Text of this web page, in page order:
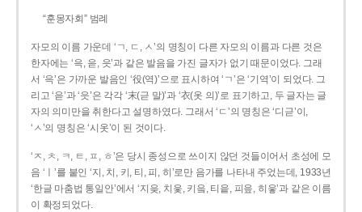
“훈몽자회” 범례
자모의 이름 가운데 ‘ㄱ, ㄷ, ㅅ’의 명칭이 다른 자모의 이름과 다른 것은
한자에는 ‘윽, 읃, 읏’과 같은 발음을 가진 글자가 없기 때문이었다. 그래
서 ‘윽’은 가까운 발음인 ‘役(역)’으로 표시하여 ‘ㄱ’은 ‘기역’이 되었다. 그
리고 ‘읃’과 ‘읏’은 각각 ‘末(귿 말)’과 ‘衣(옷 의)’로 표기하고, 두 글자는 글
자의 의미만을 취한다고 설명하였다. 그래서 ‘ㄷ’의 명칭은 ‘디귿’이,
‘ㅅ’의 명칭은 ‘시옷’이 된 것이다.
‘ㅈ, ㅊ, ㅋ, ㅌ, ㅍ, ㅎ’은 당시 종성으로 쓰이지 않던 것들이어서 초성에 모
음 ‘ㅣ’를 붙인 ‘지, 치, 키, 티, 피, 히’로만 음가를 나타내 주었는데, 1933년
‘한글 마춤법 통일안’에서 ‘지읒, 치읓, 키읔, 티읕, 피읖, 히읗’과 같은 이름
이 확정되었다.